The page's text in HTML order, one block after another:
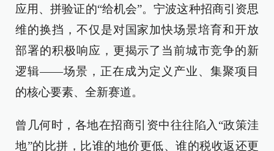
应用、拼验证的“给机会”。宁波这种招商引资思
维的换挡，不仅是对国家加快场景培育和开放
部署的积极响应，更揭示了当前城市竞争的新
逻辑——场景，正在成为定义产业、集聚项目
的核心要素、全新赛道。
曾几何时，各地在招商引资中往往陷入“政策洼
地”的比拼，比谁的地价更低、谁的税收返还更